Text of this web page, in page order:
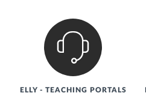
ELLY - TEACHING PORTALS